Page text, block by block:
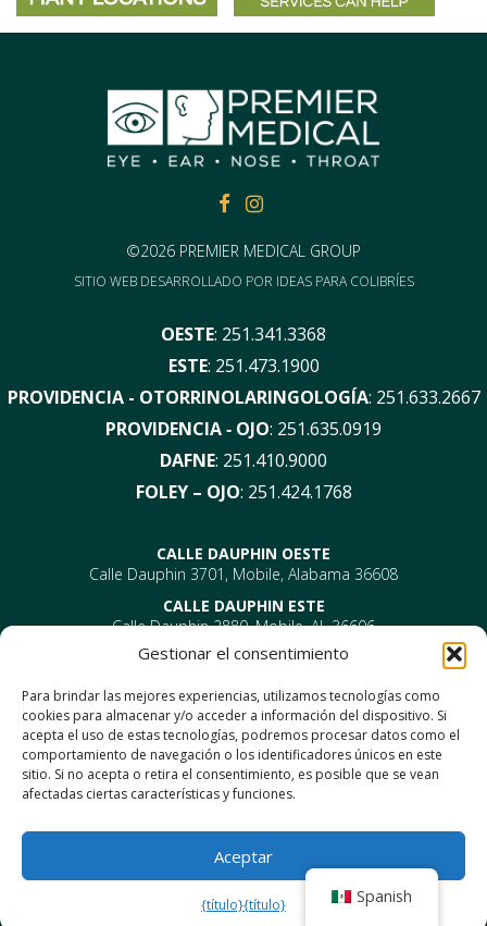
Gestionar el consentimiento
Para brindar las mejores experiencias, utilizamos tecnologías como
cookies para almacenar y/o acceder a información del dispositivo. Si
acepta el uso de estas tecnologías, podremos procesar datos como el
comportamiento de navegación o los identificadores únicos en este
sitio. Si no acepta o retira el consentimiento, es posible que se vean
afectadas ciertas características y funciones.
Aceptar
{título}{título}
FACEBOOKFACEBOOK
©2026 PREMIER MEDICAL GROUP
SITIO WEB DESARROLLADO POR IDEAS PARA COLIBRÍES
OESTE: 251.341.3368
ESTE: 251.473.1900
PROVIDENCIA - OTORRINOLARINGOLOGÍA: 251.633.2667
PROVIDENCIA ‑ OJO: 251.635.0919
DAFNE: 251.410.9000
FOLEY – OJO: 251.424.1768
CALLE DAUPHIN OESTE
Calle Dauphin 3701, Mobile, Alabama 36608
CALLE DAUPHIN ESTE
Calle Dauphin 2880, Mobile, AL 36606
PROVIDENCIA
Móvil, AL 36695
ENT-610 Providence Park Drive, Bldg 2, Suite 203
Móvil, AL 36695
DAFNE
1302 Carretera estadounidense 98, Daphne, Alabama 36526
Spanish